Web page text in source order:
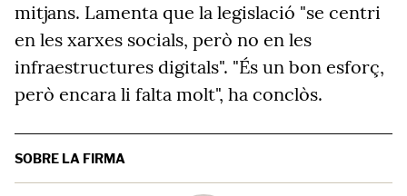
mitjans. Lamenta que la legislació "se centri
en les xarxes socials, però no en les
infraestructures digitals". "És un bon esforç,
però encara li falta molt", ha conclòs.
SOBRE LA FIRMA